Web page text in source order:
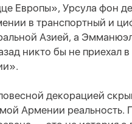
Европы», Урсула фон
в транспортный и
Азией, а
никто бы не приехал
декорацией
Армении реальность.